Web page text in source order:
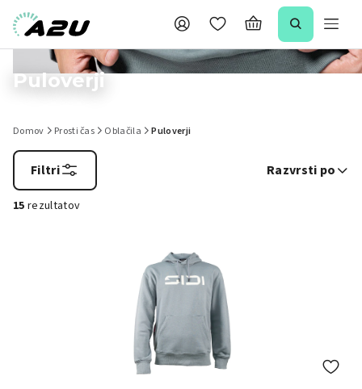
Puloverji
Domov Prosti čas Oblačila Puloverji
Filtri
15 rezultatov
Razvrsti po